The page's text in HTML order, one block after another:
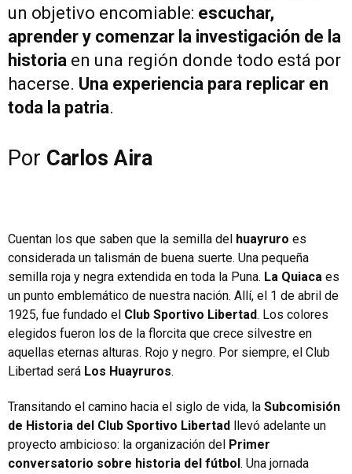
un objetivo encomiable: escuchar,
aprender y comenzar la investigación de la
historia en una región donde todo está por
hacerse. Una experiencia para replicar en
toda la patria.
Por Carlos Aira
Cuentan los que saben que la semilla del huayruro es
considerada un talismán de buena suerte. Una pequeña
semilla roja y negra extendida en toda la Puna. La Quiaca es
un punto emblemático de nuestra nación. Allí, el 1 de abril de
1925, fue fundado el Club Sportivo Libertad. Los colores
elegidos fueron los de la florcita que crece silvestre en
aquellas eternas alturas. Rojo y negro. Por siempre, el Club
Libertad será Los Huayruros.
Transitando el camino hacia el siglo de vida, la Subcomisión
de Historia del Club Sportivo Libertad llevó adelante un
proyecto ambicioso: la organización del Primer
conversatorio sobre historia del fútbol. Una jornada